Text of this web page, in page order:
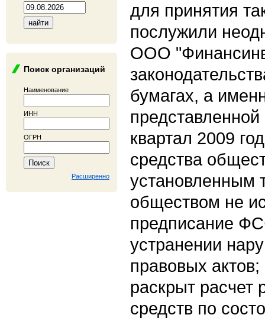
Поиск организаций
Наименование
ИНН
ОГРН
Расширенно
для принятия
послужили
ООО
бумагах, а
представленной
квартал 2009
средства
установленным
обществом не
предписание
устранении
правовых
раскрыт расчет
средств по